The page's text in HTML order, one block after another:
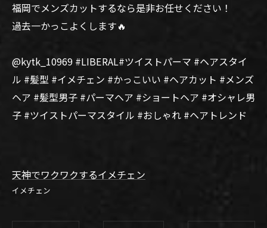
福岡でメンズカットするなら是非お任せください！
過去一かっこよくします🔥
@kytk_10969 #LIBERAL#ツイストパーマ #ヘアスタイ
ル #髪型 #イメチェン #かっこいい #ヘアカット #メンズ
ヘア #髪型男子 #パーマヘア #ショートヘア #オシャレ男
子 #ツイストパーマスタイル #おしゃれ #ヘアトレンド
天神でワクワクするイメチェン
イメチェン